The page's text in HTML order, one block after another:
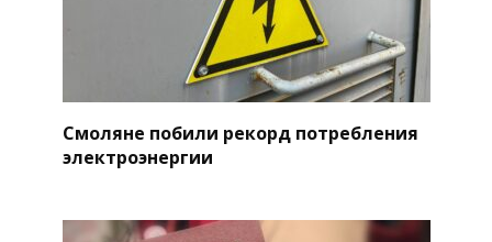
Смоляне побили рекорд потребления
электроэнергии